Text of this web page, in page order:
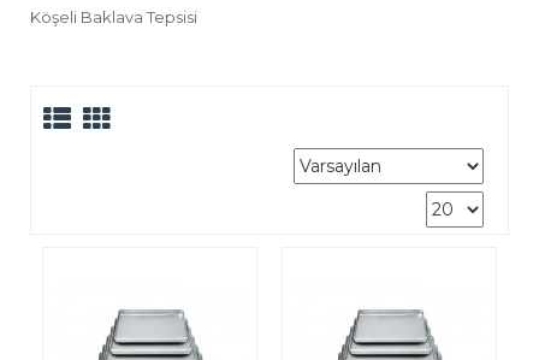
Köşeli Baklava Tepsisi